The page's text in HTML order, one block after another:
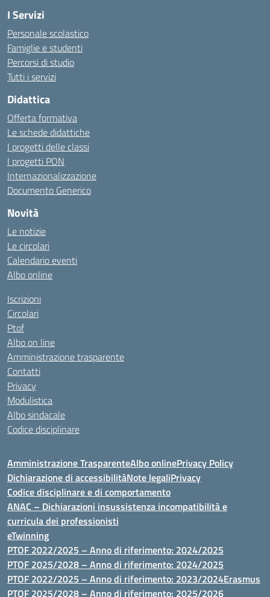
I Servizi
Personale scolastico
Famiglie e studenti
Percorsi di studio
Tutti i servizi
Didattica
Offerta formativa
Le schede didattiche
I progetti delle classi
I progetti PON
Internazionalizzazione
Documento Generico
Novità
Le notizie
Le circolari
Calendario eventi
Albo online
Iscrizioni
Circolari
Ptof
Albo on line
Amministrazione trasparente
Contatti
Privacy
Modulistica
Albo sindacale
Codice disciplinare
Amministrazione TrasparenteAlbo onlinePrivacy Policy
Dichiarazione di accessibilitàNote legaliPrivacy
Codice disciplinare e di comportamento
ANAC – Dichiarazioni insussistenza incompatibilità e
curricula dei professionisti
eTwinning
PTOF 2022/2025 – Anno di riferimento: 2024/2025
PTOF 2025/2028 – Anno di riferimento: 2024/2025
PTOF 2022/2025 – Anno di riferimento: 2023/2024Erasmus
PTOF 2025/2028 – Anno di riferimento: 2025/2026